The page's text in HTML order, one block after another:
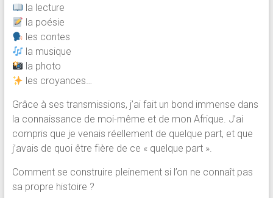
la lecture
la poésie
les contes
la musique
la photo
les croyances…
Grâce à ses transmissions, j’ai fait un bond immense dans
la connaissance de moi-même et de mon Afrique. J’ai
compris que je venais réellement de quelque part, et que
j’avais de quoi être fière de ce « quelque part ».
Comment se construire pleinement si l’on ne connaît pas
sa propre histoire ?